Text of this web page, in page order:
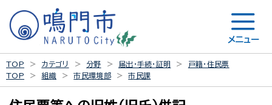
メニュー
TOP カテゴリ 分野 届出・手続・証明
戸籍・住民票
TOP
組織 市民環境部 市民課